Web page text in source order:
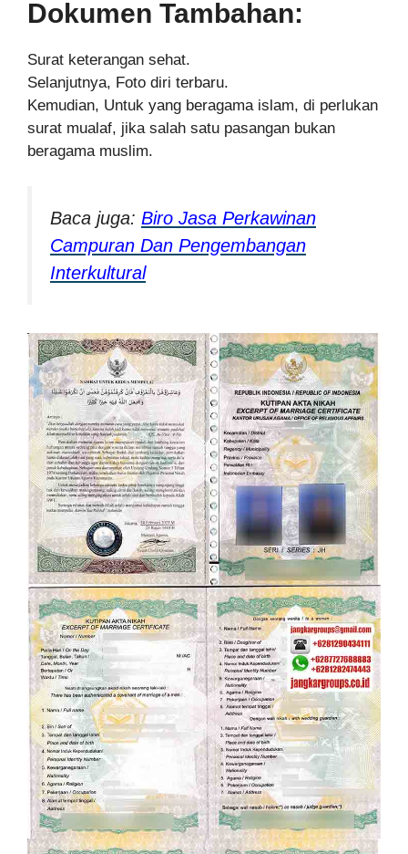
Dokumen Tambahan:
Surat keterangan sehat.
Selanjutnya, Foto diri terbaru.
Kemudian, Untuk yang beragama islam, di perlukan
surat mualaf, jika salah satu pasangan bukan
beragama muslim.
Baca juga: Biro Jasa Perkawinan
Campuran Dan Pengembangan
Interkultural